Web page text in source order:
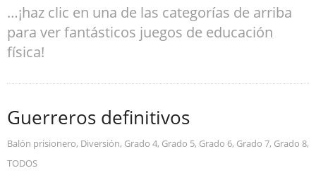
…¡haz clic en una de las categorías de arriba
para ver fantásticos juegos de educación
física!
Guerreros definitivos
Balón prisionero, Diversión, Grado 4, Grado 5, Grado 6, Grado 7, Grado 8,
TODOS